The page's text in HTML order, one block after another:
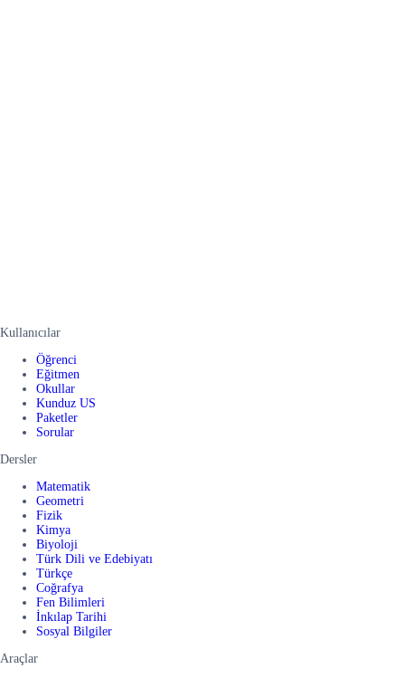
Kullanıcılar
Öğrenci
Eğitmen
Okullar
Kunduz US
Paketler
Sorular
Dersler
Matematik
Geometri
Fizik
Kimya
Biyoloji
Türk Dili ve Edebiyatı
Türkçe
Coğrafya
Fen Bilimleri
İnkılap Tarihi
Sosyal Bilgiler
Araçlar